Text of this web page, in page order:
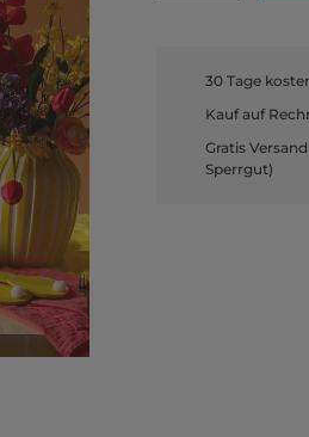
30 Tage
Kauf auf
Gratis
Sperrgut)